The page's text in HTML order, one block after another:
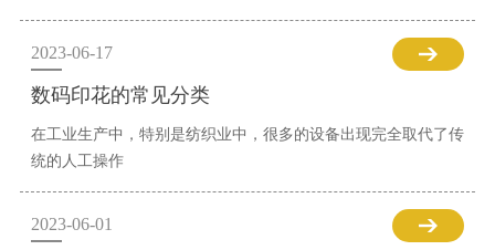
2023-06-17
数码印花的常见分类
在工业生产中，特别是纺织业中，很多的设备出现完全取代了传
统的人工操作
2023-06-01